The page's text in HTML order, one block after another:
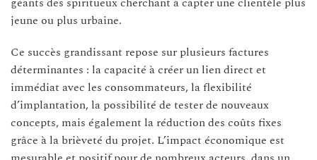
jeune ou plus urbaine.
Ce succès grandissant repose sur plusieurs factures
déterminantes : la capacité à créer un lien direct et
immédiat avec les consommateurs, la flexibilité
d’implantation, la possibilité de tester de nouveaux
concepts, mais également la réduction des coûts fixes
grâce à la brièveté du projet. L’impact économique est